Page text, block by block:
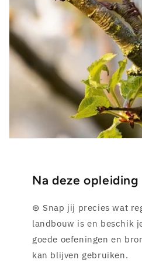
Na deze opleiding
⊛ Snap jij precies wat
landbouw is en beschik
goede oefeningen en
kan blijven gebruiken.